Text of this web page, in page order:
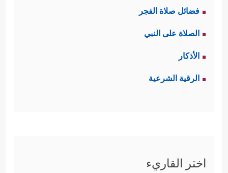
فضائل صلاة الفجر
الصلاة على النبي
الأذكار
الرقية الشرعية
اختر القاريء